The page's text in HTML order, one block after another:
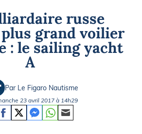
russe
grand voilier
: le sailing yacht
A
Par Le Figaro Nautisme
23 avril 2017 à 14h29